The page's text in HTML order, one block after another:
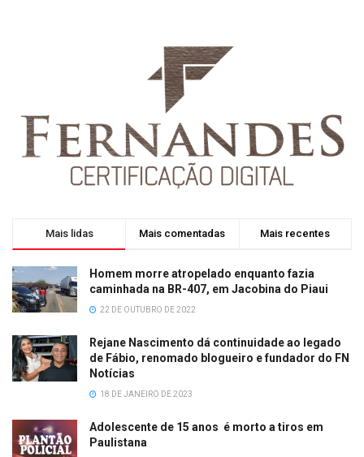
Mais lidas Mais comentadas Mais recentes
Homem morre atropelado enquanto fazia
caminhada na BR-407, em Jacobina do Piaui
22 DE OUTUBRO DE 2022
Rejane Nascimento dá continuidade ao legado
de Fábio, renomado blogueiro e fundador do FN
Notícias
18 DE JANEIRO DE 2023
Adolescente de 15 anos é morto a tiros em
Paulistana